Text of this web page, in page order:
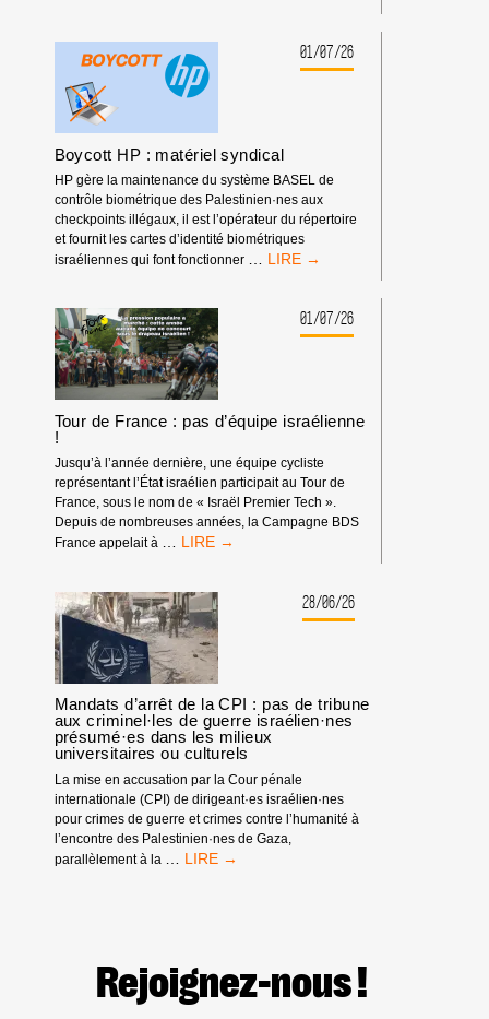
RENCONTRES
ÉCONOMIQUES
D’AIX-
01/07/26
Boycott HP : matériel syndical
HP gère la maintenance du système BASEL de
contrôle biométrique des Palestinien·nes aux
checkpoints illégaux, il est l’opérateur du répertoire
et fournit les cartes d’identité biométriques
israéliennes qui font fonctionner … BOYCOTT
MATÉRIEL
SYNDICAL
01/07/26
Tour de France : pas d’équipe israélienne
!
Jusqu’à l’année dernière, une équipe cycliste
représentant l’État israélien participait au Tour de
France, sous le nom de « Israël Premier Tech ».
Depuis de nombreuses années, la Campagne BDS
France appelait à … TOUR
:
PAS
D’ÉQUIPE
ISRAÉLIENNE
!
28/06/26
Mandats d’arrêt de la CPI : pas de tribune
aux criminel·les de guerre israélien·nes
présumé·es dans les milieux
universitaires ou culturels
La mise en accusation par la Cour pénale
internationale (CPI) de dirigeant·es israélien·nes
pour crimes de guerre et crimes contre l’humanité à
l’encontre des Palestinien·nes de Gaza,
parallèlement à la
MANDATS
PAS
DE
Rejoignez-nous !